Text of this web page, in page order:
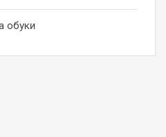
обуки